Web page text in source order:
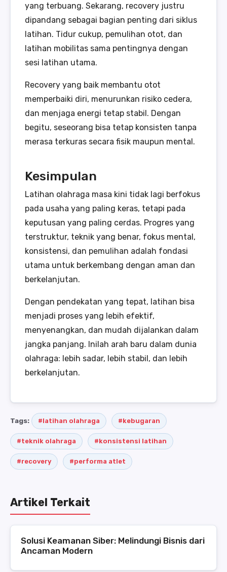
yang terbuang. Sekarang, recovery justru
dipandang sebagai bagian penting dari siklus
latihan. Tidur cukup, pemulihan otot, dan
latihan mobilitas sama pentingnya dengan
sesi latihan utama.
Recovery yang baik membantu otot
memperbaiki diri, menurunkan risiko cedera,
dan menjaga energi tetap stabil. Dengan
begitu, seseorang bisa tetap konsisten tanpa
merasa terkuras secara fisik maupun mental.
Kesimpulan
Latihan olahraga masa kini tidak lagi berfokus
pada usaha yang paling keras, tetapi pada
keputusan yang paling cerdas. Progres yang
terstruktur, teknik yang benar, fokus mental,
konsistensi, dan pemulihan adalah fondasi
utama untuk berkembang dengan aman dan
berkelanjutan.
Dengan pendekatan yang tepat, latihan bisa
menjadi proses yang lebih efektif,
menyenangkan, dan mudah dijalankan dalam
jangka panjang. Inilah arah baru dalam dunia
olahraga: lebih sadar, lebih stabil, dan lebih
berkelanjutan.
Tags: #latihan olahraga #kebugaran
#teknik olahraga #konsistensi latihan
#recovery #performa atlet
Artikel Terkait
Solusi Keamanan Siber: Melindungi Bisnis dari
Ancaman Modern